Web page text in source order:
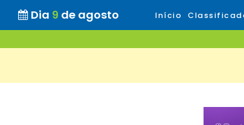
Dia 9 de agosto Início